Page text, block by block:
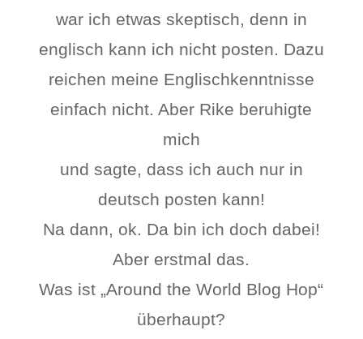
war ich etwas skeptisch, denn in
englisch kann ich nicht posten. Dazu
reichen meine Englischkenntnisse
einfach nicht. Aber Rike beruhigte
mich
und sagte, dass ich auch nur in
deutsch posten kann!
Na dann, ok. Da bin ich doch dabei!
Aber erstmal das.
Was ist „Around the World Blog Hop“
überhaupt?